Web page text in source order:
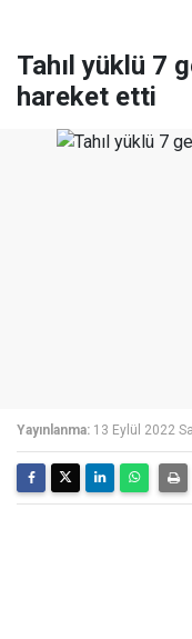
Tahıl yüklü 7
hareket etti
Yayınlanma: 13 Eylül 2022